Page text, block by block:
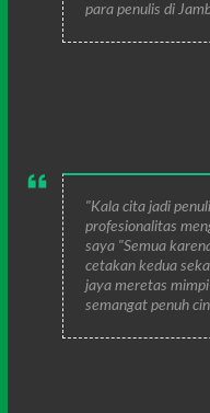
para penulis di
"Kala cita jadi
profesionalitas
saya "Semua
cetakan kedua
jaya meretas
semangat penuh